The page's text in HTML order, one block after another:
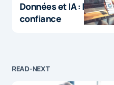
Données et IA : le
confiance
READ-NEXT